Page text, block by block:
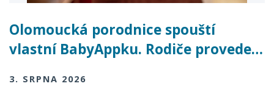
Olomoucká porodnice spouští
vlastní BabyAppku. Rodiče provede…
3. SRPNA 2026